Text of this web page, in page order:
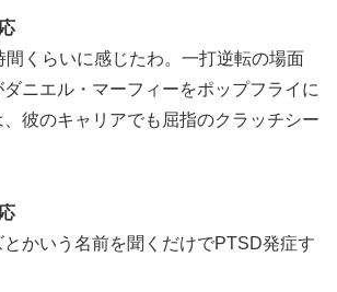
間くらいに感じたわ。一打逆転の場面
ニエル・マーフィーをポップフライに
彼のキャリアでも屈指のクラッチシー
かいう名前を聞くだけでPTSD発症す